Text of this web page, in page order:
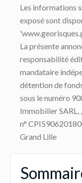
Les informations
exposé sont
La présente
responsabilité
mandataire
détention de
sous le numéro
Immobilier
n°
Grand Lille